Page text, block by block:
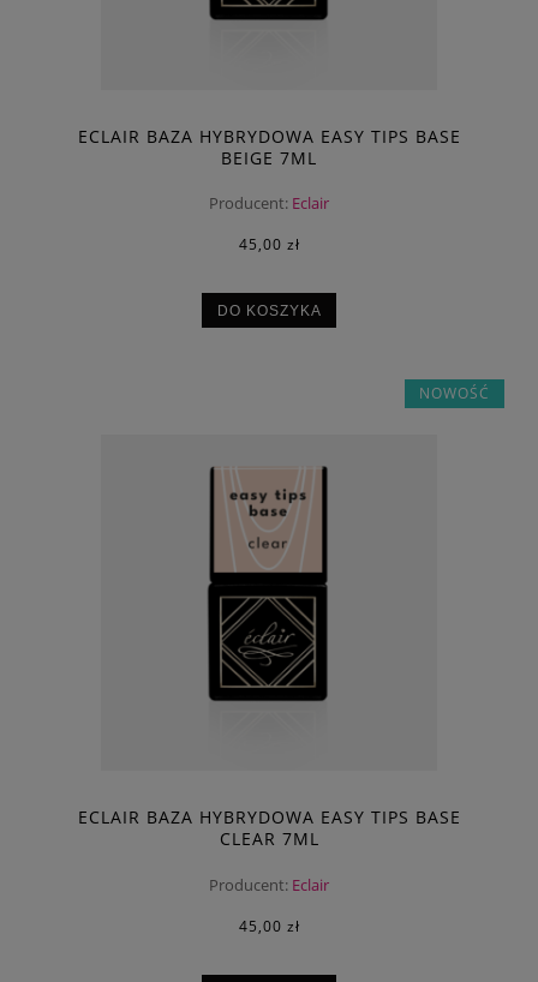
ECLAIR BAZA HYBRYDOWA EASY TIPS BASE
BEIGE 7ML
Producent: Eclair
45,00 zł
DO KOSZYKA
ECLAIR BAZA HYBRYDOWA EASY TIPS BASE
CLEAR 7ML
Producent: Eclair
45,00 zł
NOWOŚĆ